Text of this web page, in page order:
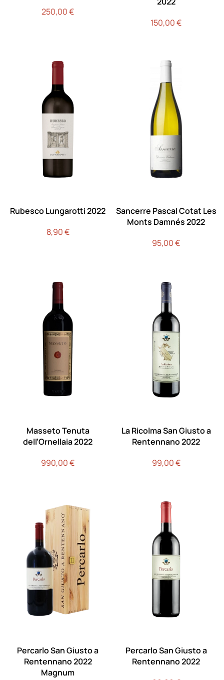
250,00€
150,00€
Rubesco Lungarotti 2022
8,90€
Sancerre Pascal Cotat Les
Monts Damnés 2022
95,00€
Masseto Tenuta
dell’Ornellaia 2022
990,00€
La Ricolma San Giusto a
Rentennano 2022
99,00€
Percarlo San Giusto a
Rentennano 2022
Magnum
Percarlo San Giusto a
Rentennano 2022